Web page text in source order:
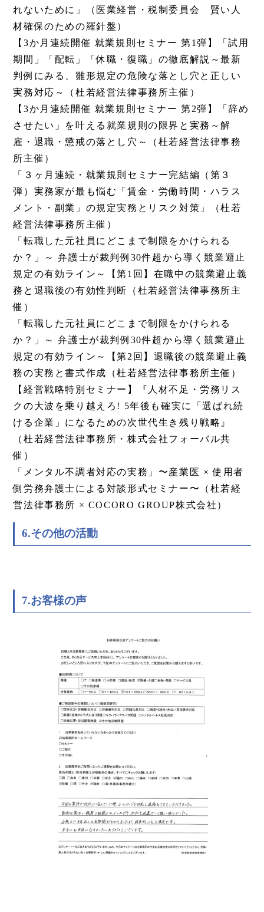
れないために」（医業経営・税制委員会 賢い人
材確保のための羅針盤）
【3か月連続開催 就業規則セミナー 第1弾】「試用
期間」「配転」「休職・復職」の徹底解説～最新
判例にみる、雛形規定の危険な落とし穴と正しい
実務対応～（杜若経営法律事務所主催）
【3か月連続開催 就業規則セミナー 第2弾】「辞め
させたい」を叶える就業規則の限界と実務～解
雇・退職・懲戒の落とし穴～（杜若経営法律事務
所主催）
「３ヶ月連続・就業規則セミナー完結編（第３
弾）実務家が最も悩む「賃金・労働時間・ハラス
メント・副業」の規定実務とリスク対策」（杜若
経営法律事務所主催）
「転職した元社員にどこまで制限をかけられる
か？」～ 弁護士が裁判例30件超から導く競業避止
規定の有効ライン～【第1回】在職中の競業避止義
務と退職後の有効性判断（杜若経営法律事務所主
催）
「転職した元社員にどこまで制限をかけられる
か？」～ 弁護士が裁判例30件超から導く競業避止
規定の有効ライン～【第2回】退職後の競業避止義
務の実務と書式作成（杜若経営法律事務所主催）
【経営戦略特別セミナー】『人材不足・労務リス
クの大波を乗り越えろ! 5年後も確実に「選ばれ続
ける企業」になるための次世代生き残り戦略』
（杜若経営法律事務所・株式会社フォーバル共
催）
「メンタル不調者対応の実務」〜産業医 × 使用者
側労務弁護士による対談形式セミナー〜（杜若経
営法律事務所 × COCORO GROUP株式会社）
6.その他の活動
7.お客様の声